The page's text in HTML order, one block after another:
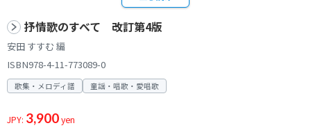
抒情歌のすべて 改訂第4版
安田 すすむ 編
ISBN978-4-11-773089-0
歌集・メロディ譜 童謡・唱歌・愛唱歌
JPY: 3,900yen